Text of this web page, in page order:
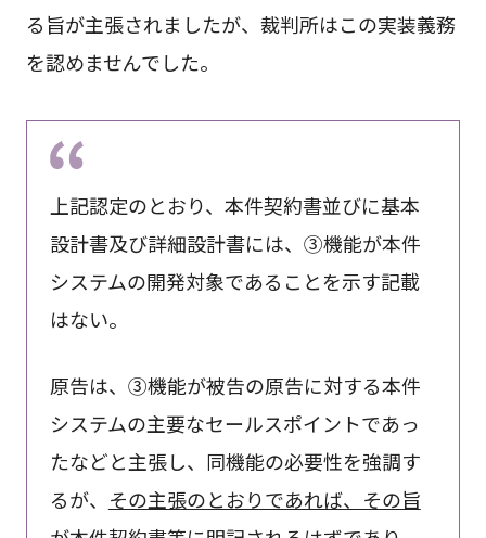
る旨が主張されましたが、裁判所はこの実装義務
を認めませんでした。
上記認定のとおり、本件契約書並びに基本
設計書及び詳細設計書には、③機能が本件
システムの開発対象であることを示す記載
はない。
原告は、③機能が被告の原告に対する本件
システムの主要なセールスポイントであっ
たなどと主張し、同機能の必要性を強調す
るが、 その主張のとおりであれば、その旨